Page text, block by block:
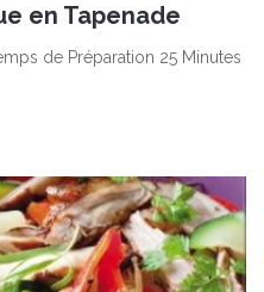
en Tapenade
de Préparation 25 Minutes